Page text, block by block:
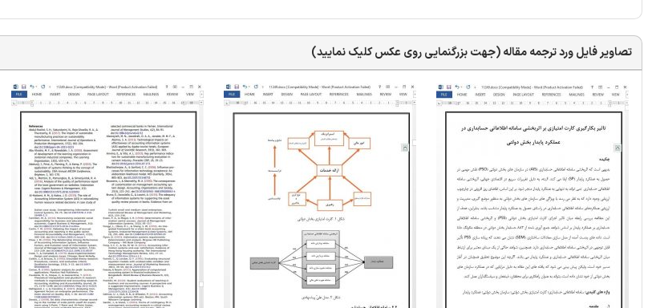
تصاویر فایل ورد ترجمه مقاله (جهت بزرگنمایی روی عکس کلیک نمایید)